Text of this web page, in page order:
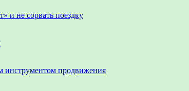
и не сорвать поездку
инструментом продвижения